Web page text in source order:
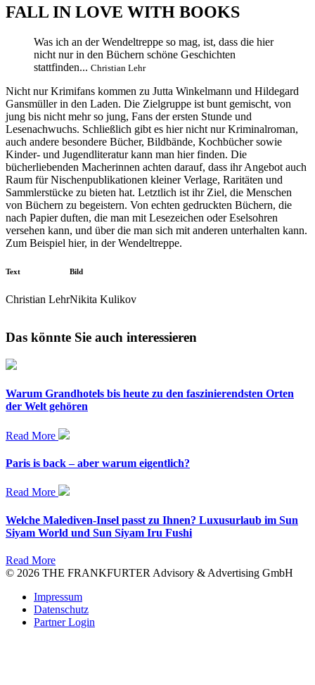
FALL IN LOVE WITH BOOKS
Was ich an der Wendeltreppe so mag, ist, dass die hier
nicht nur in den Büchern schöne Geschichten
stattfinden... Christian Lehr
Nicht nur Krimifans kommen zu Jutta Winkelmann und Hildegard
Gansmüller in den Laden. Die Zielgruppe ist bunt gemischt, von
jung bis nicht mehr so jung, Fans der ersten Stunde und
Lesenachwuchs. Schließlich gibt es hier nicht nur Kriminalroman,
auch andere besondere Bücher, Bildbände, Kochbücher sowie
Kinder- und Jugendliteratur kann man hier finden. Die
bücherliebenden Macherinnen achten darauf, dass ihr Angebot auch
Raum für Nischenpublikationen kleiner Verlage, Raritäten und
Sammlerstücke zu bieten hat. Letztlich ist ihr Ziel, die Menschen
von Büchern zu begeistern. Von echten gedruckten Büchern, die
nach Papier duften, die man mit Lesezeichen oder Eselsohren
versehen kann, und über die man sich mit anderen unterhalten kann.
Zum Beispiel hier, in der Wendeltreppe.
Text
Christian Lehr
Bild
Nikita Kulikov
Das könnte Sie auch interessieren
Warum Grandhotels bis heute zu den faszinierendsten Orten
der Welt gehören
Read More
Paris is back – aber warum eigentlich?
Read More
Welche Malediven-Insel passt zu Ihnen? Luxusurlaub im Sun
Siyam World und Sun Siyam Iru Fushi
Read More
© 2026 THE FRANKFURTER Advisory & Advertising GmbH
Impressum
Datenschutz
Partner Login